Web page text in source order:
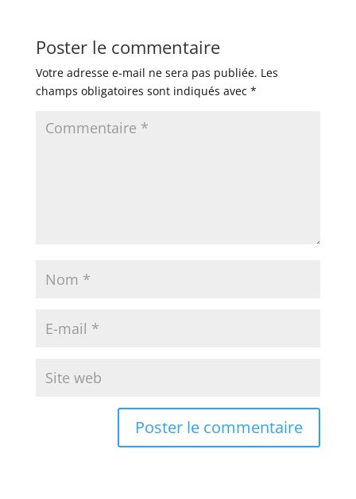
Poster le commentaire
Votre adresse e-mail ne sera pas publiée. Les
champs obligatoires sont indiqués avec *